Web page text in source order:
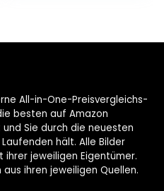
Eiskristalle –
All-in-One-Preisvergleichs-
besten auf Amazon
Sie durch die neuesten
hält. Alle Bilder
jeweiligen Eigentümer.
ihren jeweiligen Quellen.